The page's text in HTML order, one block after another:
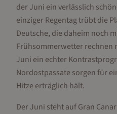
der Juni ein verlässlich
einziger Regentag trübt die
Deutsche, die daheim noch
Frühsommerwetter rechnen
Juni ein echter
Nordostpassate sorgen für
Hitze erträglich hält.
Der Juni steht auf Gran